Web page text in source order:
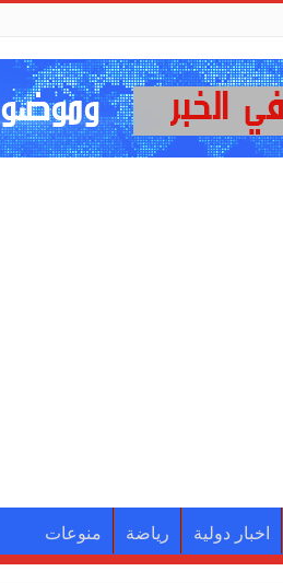
اخبار دولية رياضة منوعات